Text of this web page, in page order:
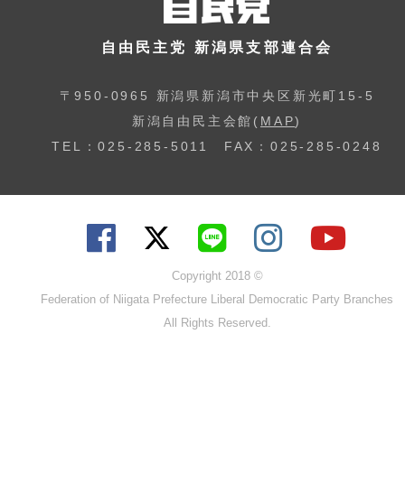
自由民主党 新潟県支部連合会
〒950-0965 新潟県新潟市中央区新光町15-5
新潟自由民主会館( MAP)
TEL：025-285-5011 FAX：025-285-0248
Copyright 2018 ©
Federation of Niigata Prefecture Liberal Democratic Party Branches
All Rights Reserved.